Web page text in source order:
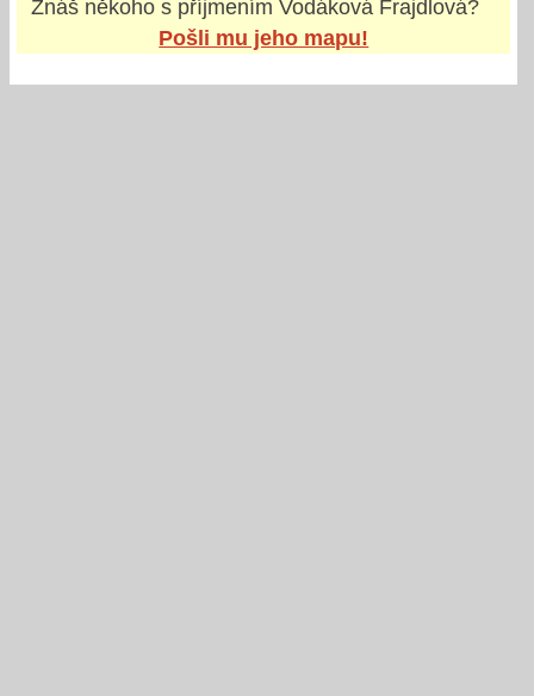
Znáš někoho s příjmením Vodáková Frajdlová?
Pošli mu jeho mapu!